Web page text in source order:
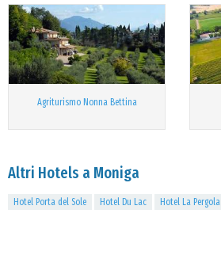
Agriturismo Nonna Bettina
Altri Hotels a Moniga
Hotel Porta del Sole Hotel Du Lac Hotel La Pergola